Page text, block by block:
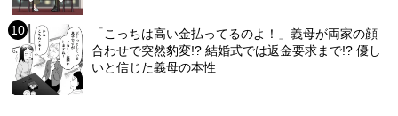
「こっちは高い金払ってるのよ！」義母が両家の顔
合わせで突然豹変!? 結婚式では返金要求まで!? 優し
いと信じた義母の本性